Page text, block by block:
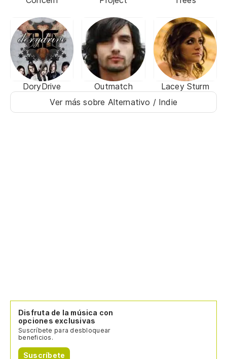
DoryDrive Outmatch
Lacey Sturm
Ver más sobre Alternativo / Indie
Disfruta de la música con
opciones exclusivas
Suscríbete para desbloquear
beneficios.
Suscríbete